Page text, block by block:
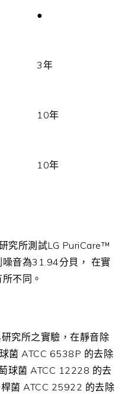
●
3年
10年
10年
究所測試LG PuriCare™
音為31.94分貝， 在實
不同。
究所之實驗，在靜音除
菌 ATCC 6538P 的去除
球菌 ATCC 12228 的去
菌 ATCC 25922 的去除